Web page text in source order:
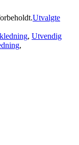
Utvalgte
, Utvendig
,